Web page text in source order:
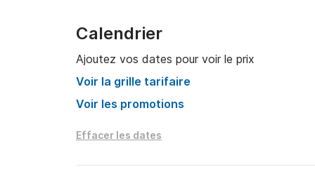
Tout inclus
v Skipper professionnel
v Collations légères
Calendrier
Ajoutez vos dates pour voir le prix
Voir la grille tarifaire
Voir les promotions
Effacer les dates